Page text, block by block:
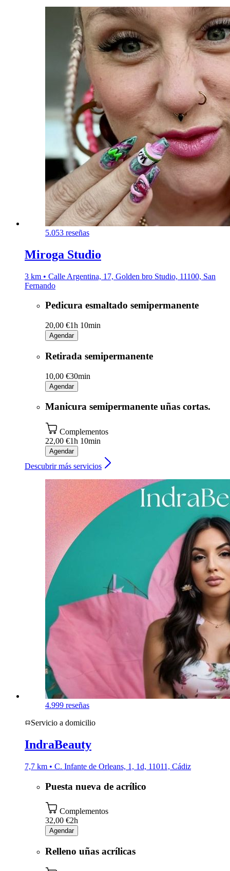
5.053 reseñas
Miroga Studio
3 km • Calle Argentina, 17, Golden bro Studio, 11100, San
Fernando
Pedicura esmaltado semipermanente
20,00 €1h 10min
Agendar
Retirada semipermanente
10,00 €30min
Agendar
Manicura semipermanente uñas cortas.
Complementos
22,00 €1h 10min
Agendar
Descubrir más servicios
4.999 reseñas
Servicio a domicilio
IndraBeauty
7,7 km • C. Infante de Orleans, 1, 1d, 11011, Cádiz
Puesta nueva de acrílico
Complementos
32,00 €2h
Agendar
Relleno uñas acrílicas